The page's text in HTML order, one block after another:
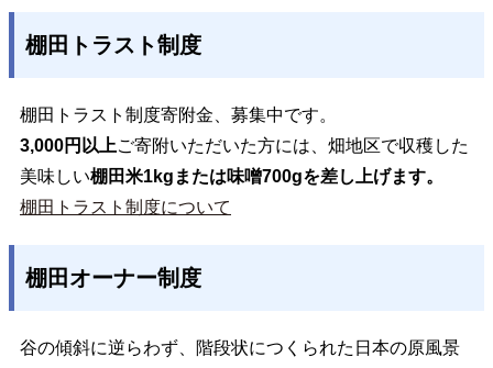
棚田トラスト制度
棚田トラスト制度寄附金、募集中です。
3,000円以上ご寄附いただいた方には、畑地区で収穫した
美味しい棚田米1kgまたは味噌700gを差し上げます。
棚田トラスト制度について
棚田オーナー制度
谷の傾斜に逆らわず、階段状につくられた日本の原風景